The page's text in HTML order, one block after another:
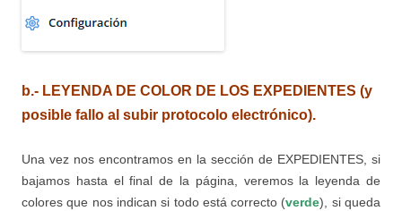
b.- LEYENDA DE COLOR DE LOS EXPEDIENTES (y
posible fallo al subir protocolo electrónico).
Una vez nos encontramos en la sección de EXPEDIENTES, si
bajamos hasta el final de la página, veremos la leyenda de
colores que nos indican si todo está correcto (verde), si queda